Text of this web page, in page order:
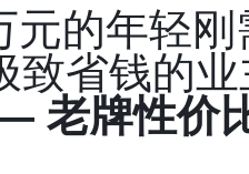
元的年轻
致省钱的
老牌性价